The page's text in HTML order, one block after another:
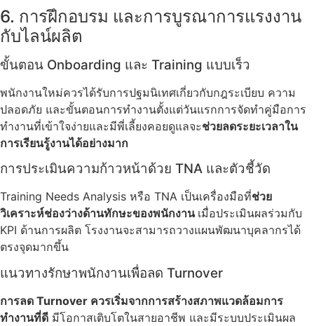
6. การฝึกอบรม และการบูรณาการแรงงาน
กับไลน์ผลิต
ขั้นตอน Onboarding และ Training แบบเร็ว
พนักงานใหม่ควรได้รับการปฐมนิเทศเกี่ยวกับกฎระเบียบ ความ
ปลอดภัย และขั้นตอนการทำงานตั้งแต่วันแรกการจัดทำคู่มือการ
ทำงานที่เข้าใจง่ายและมีพี่เลี้ยงคอยดูแลจะช่วยลดระยะเวลาใน
การเรียนรู้งานได้อย่างมาก
การประเมินความก้าวหน้าด้วย TNA และตัวชี้วัด
Training Needs Analysis หรือ TNA เป็นเครื่องมือที่ช่วย
วิเคราะห์ช่องว่างด้านทักษะของพนักงาน เมื่อประเมินผลร่วมกับ
KPI ด้านการผลิต โรงงานจะสามารถวางแผนพัฒนาบุคลากรได้
ตรงจุดมากขึ้น
แนวทางรักษาพนักงานเพื่อลด Turnover
การลด Turnover ควรเริ่มจากการสร้างสภาพแวดล้อมการ
ทำงานที่ดี มีโอกาสเติบโตในสายอาชีพ และมีระบบประเมินผล